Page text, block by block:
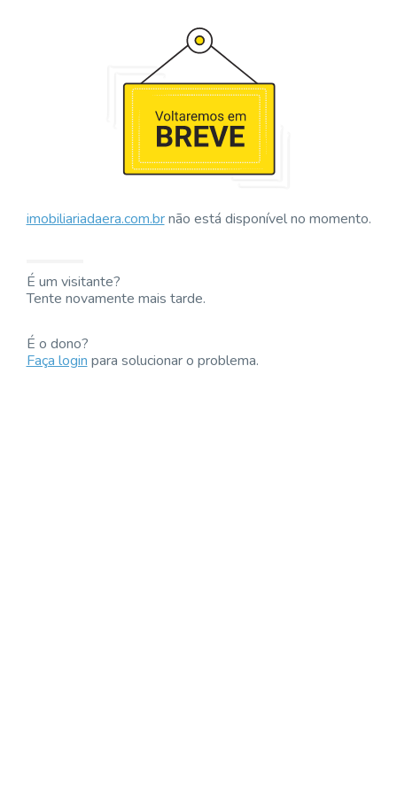
imobiliariadaera.com.brnão está disponível no momento.
É um visitante?
Tente novamente mais tarde.
É o dono?
Faça loginpara solucionar o problema.